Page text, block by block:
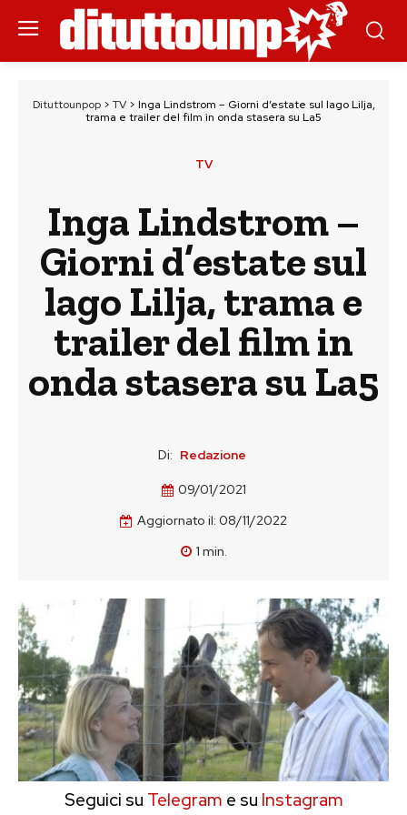
Dituttounpop> TV> Inga Lindstrom – Giorni d’estate sul lago Lilja,
trama e trailer del film in onda stasera su La5
TV
Inga Lindstrom –
Giorni d’estate sul
lago Lilja, trama e
trailer del film in
onda stasera su La5
Di: Redazione
09/01/2021
Aggiornato il: 08/11/2022
1 min.
Seguici su Telegram e su Instagram